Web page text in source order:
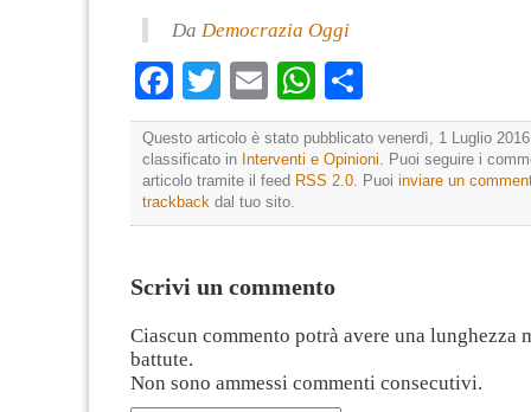
Da Democrazia Oggi
Facebook
TwitterEmailWhatsApp
Questo articolo è stato pubblicato venerdì, 1 Luglio
classificato in Interventi e Opinioni. Puoi seguire i
articolo tramite il feed RSS 2.0. Puoi inviare un
trackback dal tuo sito.
Scrivi un commento
Ciascun commento potrà avere una lunghezza
battute.
Non sono ammessi commenti consecutivi.